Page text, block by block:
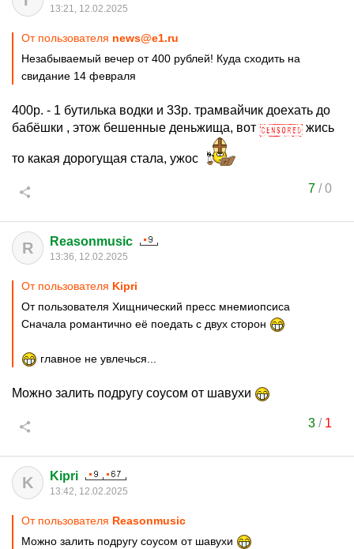
13:21, 12.02.2025
От пользователя news@e1.ru
Незабываемый вечер от 400 рублей! Куда сходить на
свидание 14 февраля
400р. - 1 бутилька водки и 33р. трамвайчик доехать до
бабёшки , этож бешенные деньжища, вот
жись
то какая дорогущая стала, ужос
7/0
R Reasonmusic
13:36, 12.02.2025
От пользователя Kipri
От пользователя Хищнический пресс мнемиопсиса
Сначала романтично её поедать с двух сторон
главное не увлечься...
Можно залить подругу соусом от шавухи
3/ 1
K Kipri
13:42, 12.02.2025
От пользователя Reasonmusic
Можно залить подругу соусом от шавухи